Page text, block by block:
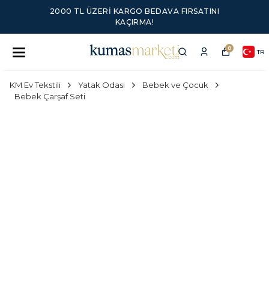
2000 TL ÜZERI KARGO BEDAVA FIRSATINI
KAÇIRMA!
0 TR
KM Ev Tekstili Yatak Odası
Bebek ve Çocuk
Bebek Çarşaf Seti